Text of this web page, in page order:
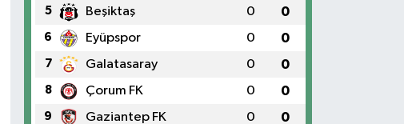
5 Beşiktaş 0 0
6 Eyüpspor 0 0
7 Galatasaray 0 0
8 Çorum FK 0 0
9 Gaziantep FK 0 0